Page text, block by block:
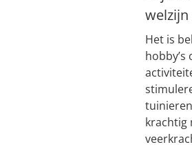
Het is
krachtig